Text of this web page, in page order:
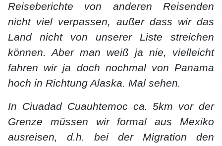
Reiseberichte von anderen Reisenden
nicht viel verpassen, außer dass wir das
Land nicht von unserer Liste streichen
können. Aber man weiß ja nie, vielleicht
fahren wir ja doch nochmal von Panama
hoch in Richtung Alaska. Mal sehen.
In Ciuadad Cuauhtemoc ca. 5km vor der
Grenze müssen wir formal aus Mexiko
ausreisen, d.h. bei der Migration den